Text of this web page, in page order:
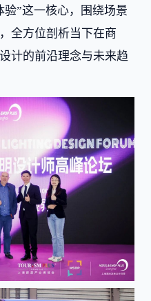
”这一核心，围绕场景
全方位剖析当下在商
计的前沿理念与未来趋